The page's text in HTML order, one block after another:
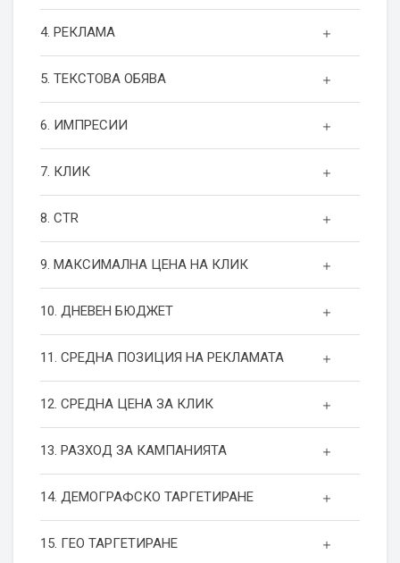
4. РЕКЛАМА
5. ТЕКСТОВА ОБЯВА
6. ИМПРЕСИИ
7. КЛИК
8. CTR
9. МАКСИМАЛНА ЦЕНА НА КЛИК
10. ДНЕВЕН БЮДЖЕТ
11. СРЕДНА ПОЗИЦИЯ НА РЕКЛАМАТА
12. СРЕДНА ЦЕНА ЗА КЛИК
13. РАЗХОД ЗА КАМПАНИЯТА
14. ДЕМОГРАФСКО ТАРГЕТИРАНЕ
15. ГЕО ТАРГЕТИРАНЕ